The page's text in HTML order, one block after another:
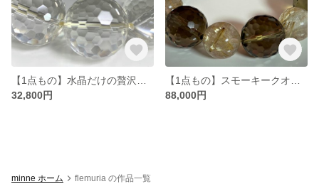
32,800円
88,000円
minne ホーム flemuria の作品一覧